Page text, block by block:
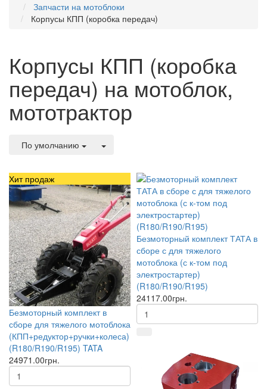
Запчасти на мотоблоки
Корпусы КПП (коробка передач)
Корпусы КПП (коробка
передач) на мотоблок,
мототрактор
По умолчанию
Хит продаж
Безмоторный комплект в
сборе для тяжелого мотоблока
(КПП+редуктор+ручки+колеса)
(R180/R190/R195) TATA
24971.00грн.
Безмоторный комплект ТАТА в
сборе с для тяжелого
мотоблока (с к-том под
электростартер)
(R180/R190/R195)
24117.00грн.